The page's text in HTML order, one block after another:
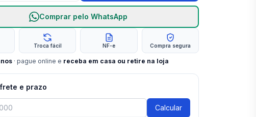
Comprar pelo WhatsApp
Troca fácil NF-e Compra segura
· pague online e receba em casa ou retire na loja
e prazo
Calcular